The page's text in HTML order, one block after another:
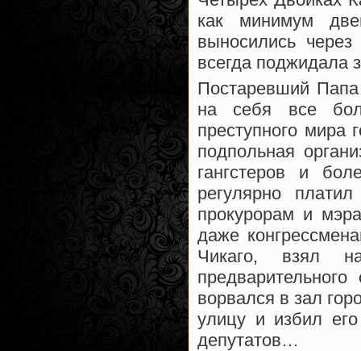
как минимум
выносились
всегда поджидала
Постаревший
на себя все
преступного мира
подпольная
гангстеров и
регулярно
прокурорам и
даже
Чикаго, взял
ворвался в зал
улицу и избил
депутатов…